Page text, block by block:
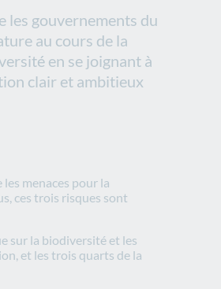
les gouvernements du
au cours de la
en se joignant à
clair et ambitieux
menaces pour la
ces trois risques sont
sur la biodiversité et les
et les trois quarts de la